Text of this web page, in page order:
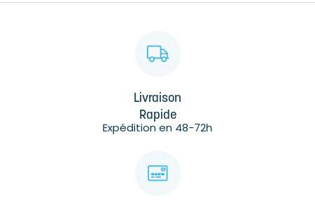
Livraison
Rapide
Expédition en 48-72h